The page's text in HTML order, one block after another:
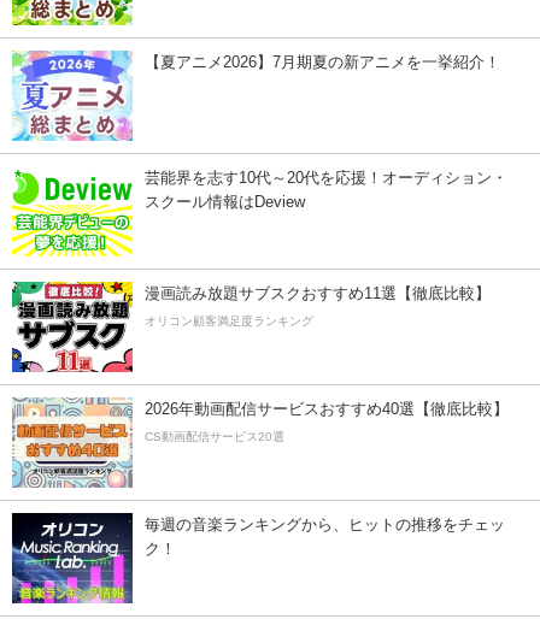
【夏アニメ2026】7月期夏の新アニメを一挙紹介！
芸能界を志す10代～20代を応援！オーディション・
スクール情報はDeview
漫画読み放題サブスクおすすめ11選【徹底比較】
オリコン顧客満足度ランキング
2026年動画配信サービスおすすめ40選【徹底比較】
CS動画配信サービス20選
毎週の音楽ランキングから、ヒットの推移をチェッ
ク！